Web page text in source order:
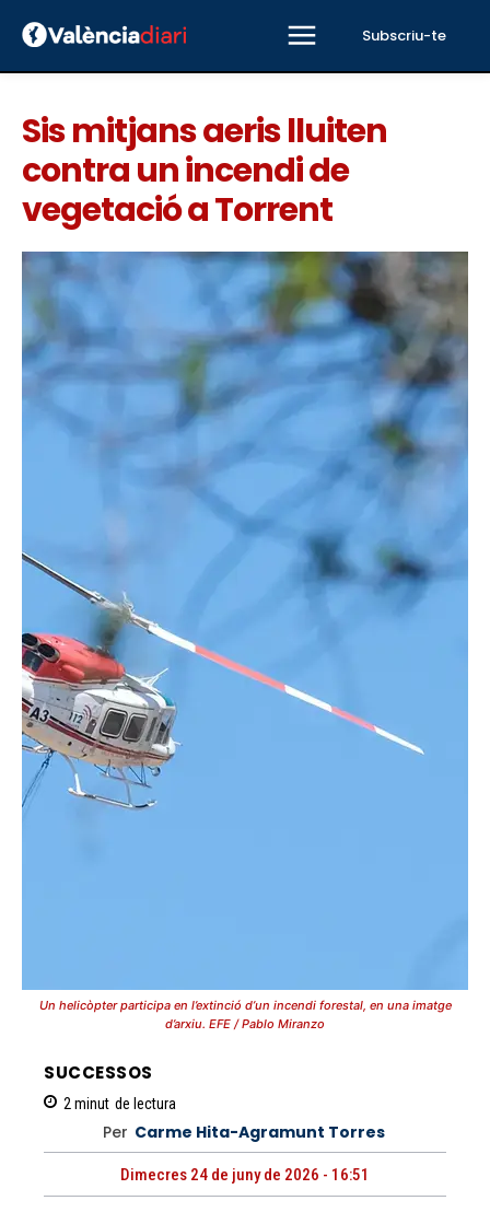
Subscriu-te
Sis mitjans aeris lluiten
contra un incendi de
vegetació a Torrent
Un helicòpter participa en l’extinció d’un incendi forestal, en una imatge
d’arxiu. EFE / Pablo Miranzo
SUCCESSOS
2 minut de lectura
Per Carme Hita-Agramunt Torres
Dimecres 24 de juny de 2026 - 16:51